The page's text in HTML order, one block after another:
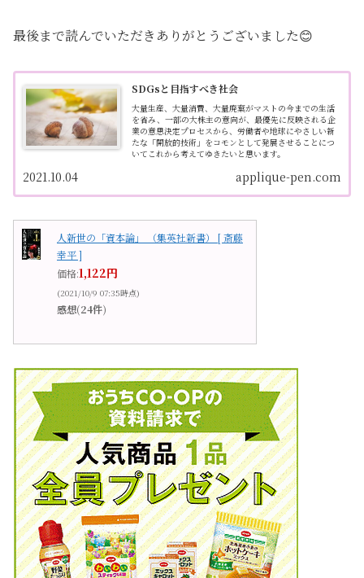
最後まで読んでいただきありがとうございました😊
SDGsと目指すべき社会
大量生産、大量消費、大量廃棄がマストの今までの生活
を省み、一部の大株主の意向が、最優先に反映される企
業の意思決定プロセスから、労働者や地球にやさしい新
たな「開放的技術」をコモンとして発展させることにつ
いてこれから考えてゆきたいと思います。
applique-pen.com
2021.10.04
人新世の「資本論」 （集英社新書） [ 斎藤
幸平 ]
価格:1,122円
(2021/10/9 07:35時点)
感想(24件)